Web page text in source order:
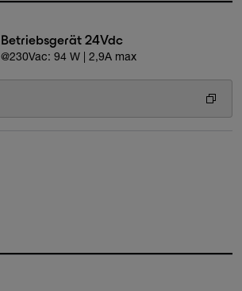
Betriebsgerät 24Vdc
@230Vac: 94 W | 2,9A max